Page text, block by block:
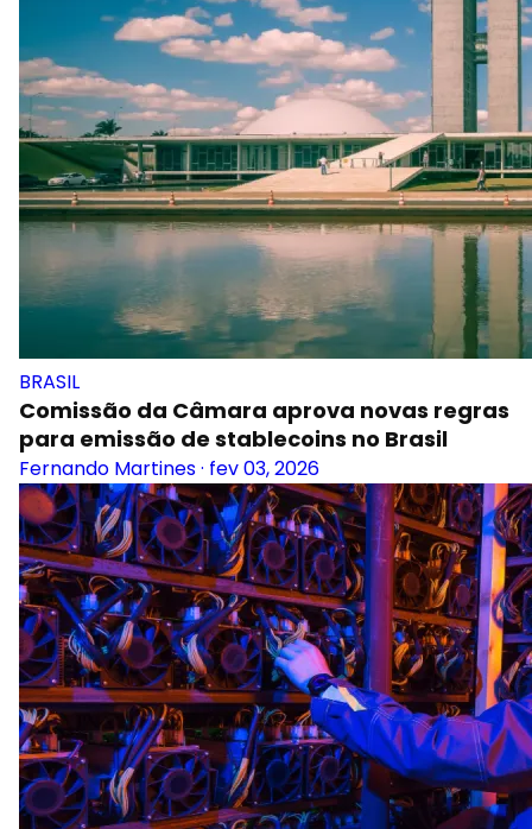
BRASIL
Comissão da Câmara aprova novas regras
para emissão de stablecoins no Brasil
Fernando Martines· fev 03, 2026